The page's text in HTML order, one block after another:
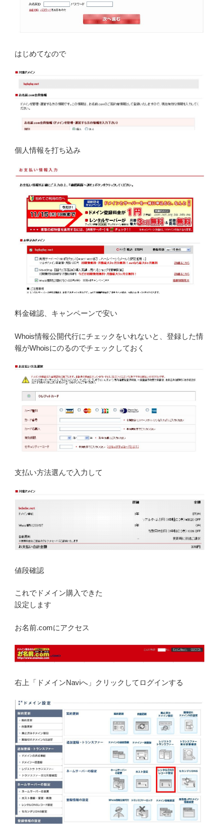
はじめてなので
個人情報を打ち込み
料金確認、キャンペーンで安い
Whois情報公開代行にチェックをいれないと、登録した情
報がWhoisにのるのでチェックしておく
支払い方法選んで入力して
値段確認
これでドメイン購入できた
設定します
お名前.comにアクセス
右上「ドメインNaviへ」クリックしてログインする